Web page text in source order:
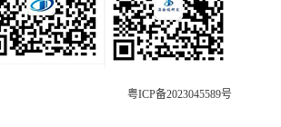
粤ICP备2023045589号